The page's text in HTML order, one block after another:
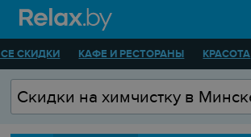
СКИДКИ КАФЕ И РЕСТОРАНЫ КРАСОТА